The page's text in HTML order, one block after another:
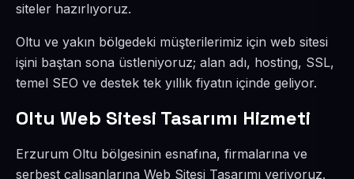
siteler hazırlıyoruz.
Oltu ve yakın bölgedeki müşterilerimiz için web sitesi
işini baştan sona üstleniyoruz; alan adı, hosting, SSL,
temel SEO ve destek tek yıllık fiyatın içinde geliyor.
Oltu Web Sitesi Tasarımı Hizmeti
Erzurum Oltu bölgesinin esnafına, firmalarına ve
serbest çalışanlarına Web Sitesi Tasarımı veriyoruz.